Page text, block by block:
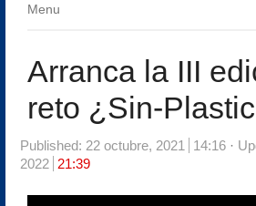
Menu
Menu
Arranca la III
reto ¿Sin-
Published: 22 octubre, 2021 14:16
2022
21:39